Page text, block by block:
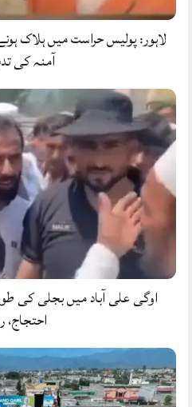
لاہور: پولیس حراست میں ہلاک
آمنہ کی
اوگی علی آباد میں بجلی کی
احتجاج،